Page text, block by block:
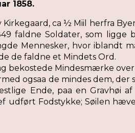
1858.
ca ½ Miil herfra
faldne Soldater, som ligge
Mennesker, hvor iblandt
de faldne et Mindets Ord.
bekostede Mindesmærke
ogsaa de mindes dem, der
Ende, paa en Gravhøi
udført Fodstykke; Søilen